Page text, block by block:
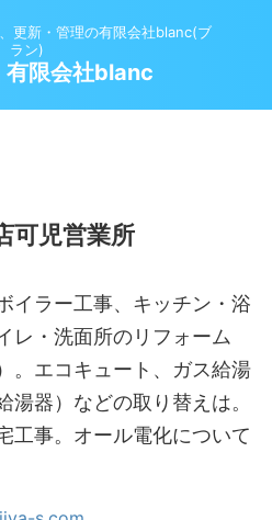
更新・管理の有限会社blanc(ブ
ラン)
有限会社blanc
可児営業所
イラー工事、キッチン・浴
レ・洗面所のリフォーム
。エコキュート、ガス給湯
器）などの取り替えは。
工事。オール電化について